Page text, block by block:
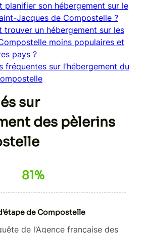
planifier son hébergement sur le
Jacques de Compostelle ?
trouver un hébergement sur les
moins populaires et
pays ?
fréquentes sur l’hébergement du
sur
des pèlerins
81%
de Compostelle
de l’Agence française des